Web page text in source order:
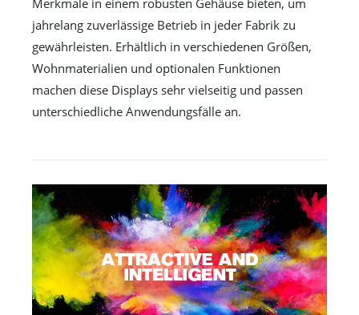
Merkmale in einem robusten Gehäuse bieten, um
jahrelang zuverlässige Betrieb in jeder Fabrik zu
gewährleisten. Erhältlich in verschiedenen Größen,
Wohnmaterialien und optionalen Funktionen
machen diese Displays sehr vielseitig und passen
unterschiedliche Anwendungsfälle an.